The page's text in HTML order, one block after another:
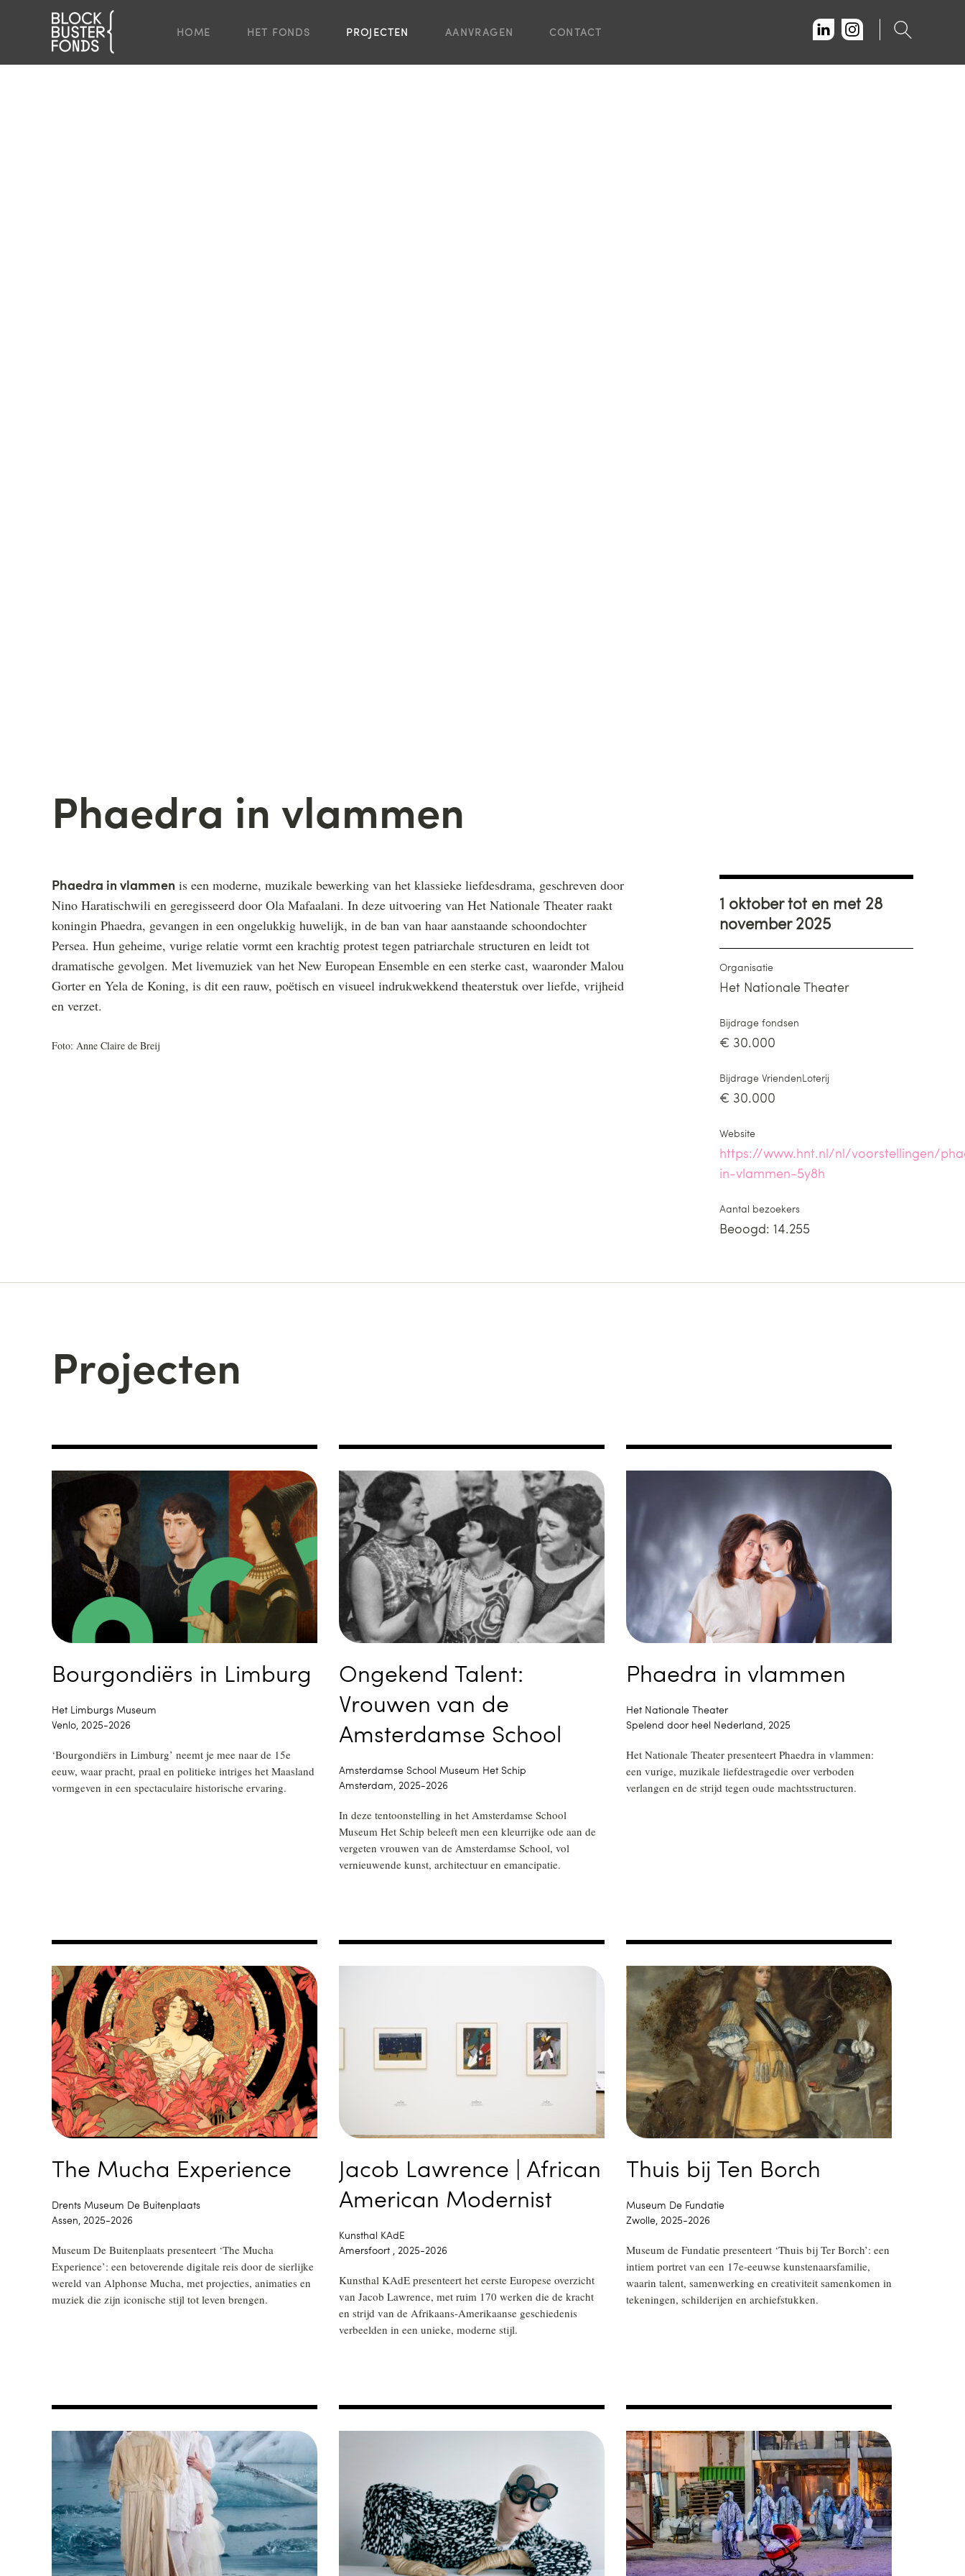
HOME HET FONDS PROJECTEN AANVRAGEN CONTACT
Phaedra in vlammen
1 oktober tot en met 28
november 2025
Organisatie
Het Nationale Theater
Bijdrage fondsen
€ 30.000
Bijdrage VriendenLoterij
€ 30.000
Website
https://www.hnt.nl/nl/voorstellingen/
in-vlammen-5y8h
Aantal bezoekers
Beoogd: 14.255
Phaedra in vlammen is een moderne, muzikale bewerking van het klassieke liefdesdrama, geschreven door
Nino Haratischwili en geregisseerd door Ola Mafaalani. In deze uitvoering van Het Nationale Theater raakt
koningin Phaedra, gevangen in een ongelukkig huwelijk, in de ban van haar aanstaande schoondochter
Persea. Hun geheime, vurige relatie vormt een krachtig protest tegen patriarchale structuren en leidt tot
dramatische gevolgen. Met livemuziek van het New European Ensemble en een sterke cast, waaronder Malou
Gorter en Yela de Koning, is dit een rauw, poëtisch en visueel indrukwekkend theaterstuk over liefde, vrijheid
en verzet.
Foto: Anne Claire de Breij
Projecten
Bourgondiërs in Limburg
Het Limburgs Museum
Venlo, 2025-2026
‘Bourgondiërs in Limburg’ neemt je mee naar de 15e
eeuw, waar pracht, praal en politieke intriges het Maasland
vormgeven in een spectaculaire historische ervaring.
Ongekend Talent:
Vrouwen van de
Amsterdamse School
Amsterdamse School Museum Het Schip
Amsterdam, 2025-2026
In deze tentoonstelling in het Amsterdamse School
Museum Het Schip beleeft men een kleurrijke ode aan de
vergeten vrouwen van de Amsterdamse School, vol
vernieuwende kunst, architectuur en emancipatie.
Phaedra in vlammen
Het Nationale Theater
Spelend door heel Nederland, 2025
Het Nationale Theater presenteert Phaedra in vlammen:
een vurige, muzikale liefdestragedie over verboden
verlangen en de strijd tegen oude machtsstructuren.
The Mucha Experience
Drents Museum De Buitenplaats
Assen, 2025-2026
Museum De Buitenplaats presenteert ‘The Mucha
Experience’: een betoverende digitale reis door de sierlijke
wereld van Alphonse Mucha, met projecties, animaties en
muziek die zijn iconische stijl tot leven brengen.
Jacob Lawrence | African
American Modernist
Kunsthal KAdE
Amersfoort , 2025-2026
Kunsthal KAdE presenteert het eerste Europese overzicht
van Jacob Lawrence, met ruim 170 werken die de kracht
en strijd van de Afrikaans-Amerikaanse geschiedenis
verbeelden in een unieke, moderne stijl.
Thuis bij Ten Borch
Museum De Fundatie
Zwolle, 2025-2026
Museum de Fundatie presenteert ‘Thuis bij Ter Borch’: een
intiem portret van een 17e-eeuwse kunstenaarsfamilie,
waarin talent, samenwerking en creativiteit samenkomen in
tekeningen, schilderijen en archiefstukken.